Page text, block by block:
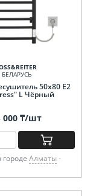
БЕЛАРУСЬ
50х80 E2
L Чёрный
000 ₸/шт
Алматы -